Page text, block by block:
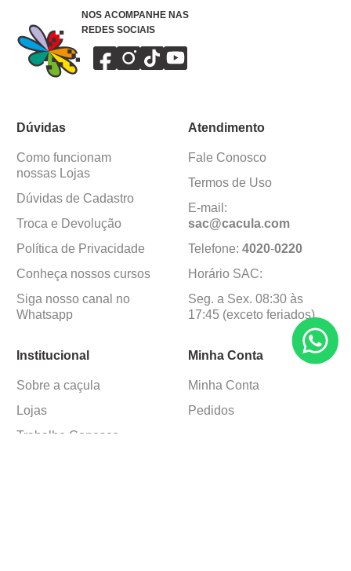
NOS ACOMPANHE NAS
REDES SOCIAIS
Dúvidas
Como funcionam
nossas Lojas
Dúvidas de Cadastro
Troca e Devolução
Política de Privacidade
Conheça nossos cursos
Siga nosso canal no
Whatsapp
Atendimento
Fale Conosco
Termos de Uso
E-mail:
sac@cacula.com
Telefone: 4020-0220
Horário SAC:
Seg. a Sex. 08:30 às
17:45 (exceto feriados)
Institucional
Sobre a caçula
Lojas
Trabalhe Conosco
Minha Conta
Minha Conta
Pedidos